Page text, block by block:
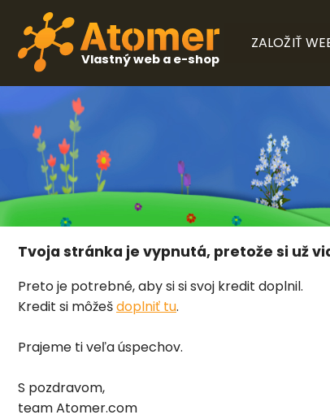
Vlastný web a e-shop
ZALOŽIŤ
Tvoja stránka je vypnutá, pretože si už
Preto je potrebné, aby si si svoj kredit doplnil.
Kredit si môžešdoplniť tu.
Prajeme ti veľa úspechov.
S pozdravom,
team Atomer.com